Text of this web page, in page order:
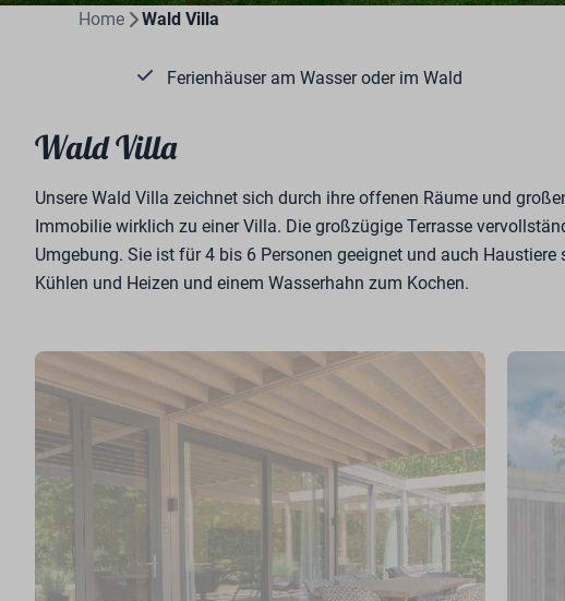
Home Wald Villa
Ferienhäuser am Wasser oder im Wald
Wald Villa
Unsere Wald Villa zeichnet sich durch ihre offenen Räume und
Immobilie wirklich zu einer Villa. Die großzügige Terrasse
Umgebung. Sie ist für 4 bis 6 Personen geeignet und auch
Kühlen und Heizen und einem Wasserhahn zum Kochen.